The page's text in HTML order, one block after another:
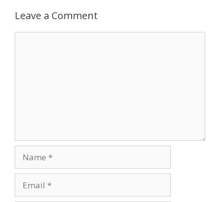
Leave a Comment